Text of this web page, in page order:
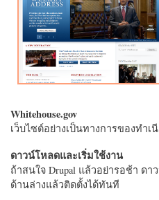
Whitehouse.gov
เว็บไซต์อย่างเป็นทางการของทำเ
ดาวน์โหลดและเริ่มใช้งาน
ถ้าสนใจ Drupal แล้วอย่ารอช้า ด
ด้านล่างแล้วติดตั้งได้ทันที